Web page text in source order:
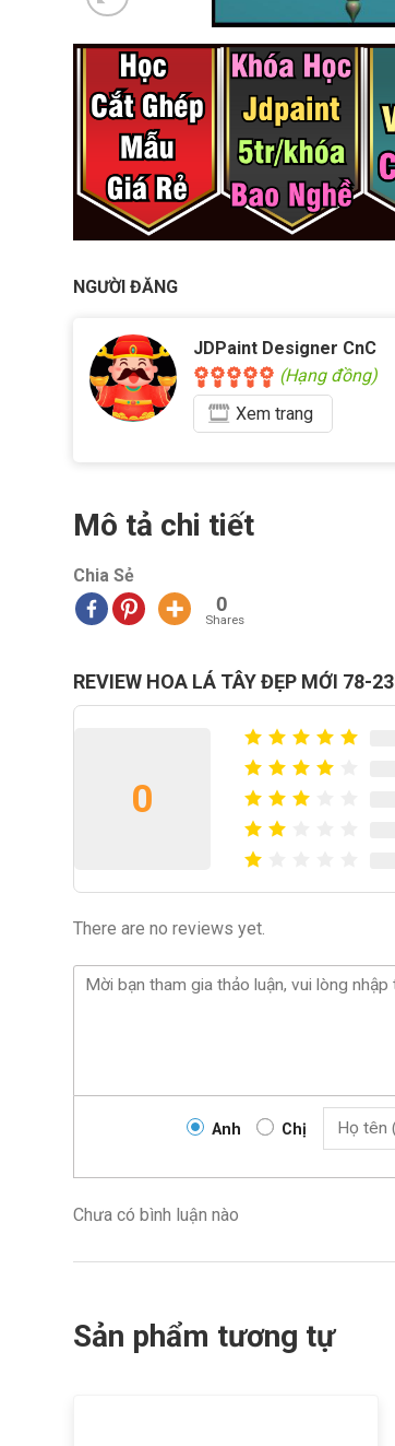
NGƯỜI ĐĂNG
JDPaint Designer CnC
(Hạng đồng)
Xem trang
Mô tả chi tiết
Chia Sẻ
0
Shares
REVIEW HOA LÁ TÂY ĐẸP MỚI 78-23
0
There are no reviews yet.
Anh Chị
Chưa có bình luận nào
Sản phẩm tương tự